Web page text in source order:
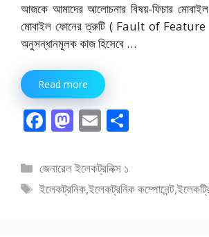
আজকে আমাদের আলোচনার বিষয়-ফিচার
মোবাইল ফোনের ত্রুটি ( Fault of
অনুসন্ধানমূলক কাজ হিসেবে …
Read more
F
ac
e
b
M
as
to
d
E
m
ai
l e
বিভাগ
সমূহ
জেনারেল ইলেকট্রনিক্স ১
ট্যাগ
ইলেকট্রনিক,ইলেকট্রনিক কম্পোনেন্ট,